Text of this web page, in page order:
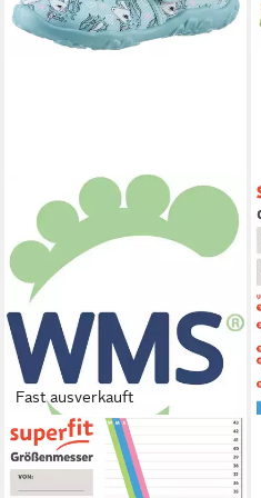
Fast ausverkauft
SUPERFIT
BONNY, WMS:
mittel Hausschuh